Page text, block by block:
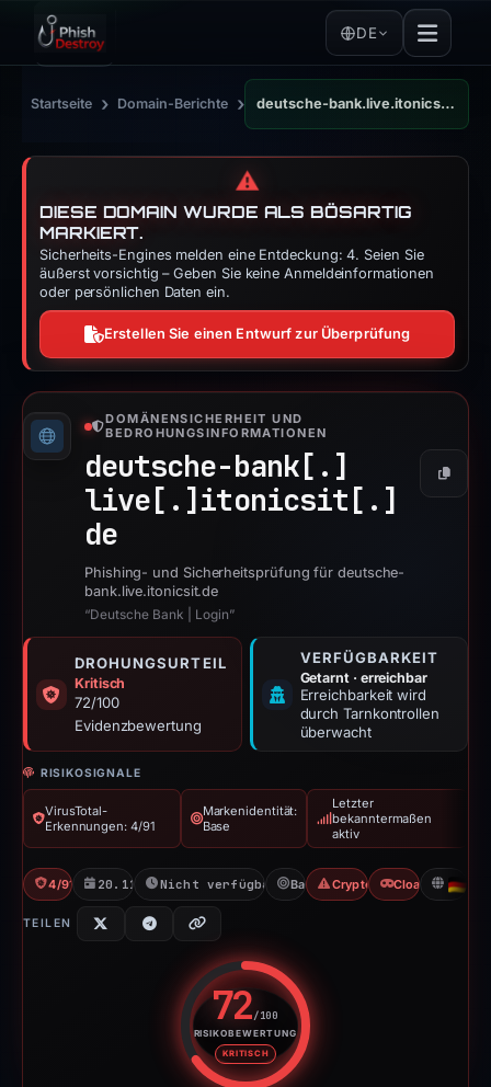
DE
Startseite › Domain-Berichte › deutsche-bank.live.itonicsit.de
⚠️
DIESE DOMAIN WURDE ALS BÖSARTIG
MARKIERT.
Sicherheits-Engines melden eine Entdeckung: 4. Seien Sie
äußerst vorsichtig – Geben Sie keine Anmeldeinformationen
oder persönlichen Daten ein.
Erstellen Sie einen Entwurf zur Überprüfung
DOMÄNENSICHERHEIT UND
BEDROHUNGSINFORMATIONEN
deutsche-bank[.]
live[.] itonicsit[.]
de
Phishing- und Sicherheitsprüfung für deutsche-
bank.live.itonicsit.de
“Deutsche Bank | Login”
DROHUNGSURTEIL
Kritisch
72/100
Evidenzbewertung
VERFÜGBARKEIT
Getarnt · erreichbar
Erreichbarkeit wird
durch Tarnkontrollen
überwacht
RISIKOSIGNALE
VirusTotal-
Erkennungen: 4/91
Markenidentität:
Base
Letzter
bekanntermaßen
aktiv
4/91 VT 20.11.2025Nicht verfügbar seit 06.06.2026
Base Crypto ScamCloaking
TEILEN
72/100
RISIKOBEWERTUNG
KRITISCH
Risikobewertung: 72 von